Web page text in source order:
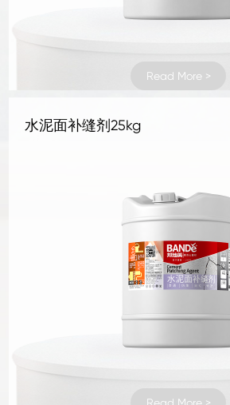
Read More >
地坪补强剂 1KG
Read More >
Read More >
地坪补强剂 4KG
Read More >
Read More >
混凝土密封固化剂1kg
Read More >
Read More >
混凝土密封固化剂4kg
Read More >
Read More >
水晶地坪液体硬化剂 1kg
Read More >
Read More >
水晶地坪液体硬化剂 4kg
Read More >
Read More >
地坪抛光液25kg
Read More >
Read More >
地坪抛光液1kg
Read More >
Read More >
地坪抛光液4kg
Read More >
Read More >
罩面剂
Read More >
Read More >
抗碱底剂25kg
Read More >
Read More >
三合一无机面涂25kg铁桶
Read More >
Read More >
石材清洗剂A型25kg
Read More >
Read More >
水性石材防护剂25kg
Read More >
Read More >
石材清洗剂B型25kg
Read More >
Read More >
水泥面补缝剂25kg
Read More >
Read More >
水泥面补孔洞剂25kg
Read More >
Read More >
地面防尘剂25kg
Read More >
Read More >
水泥面防护剂25kg
Read More >
Read More >
墙地面防潮剂25kg
Read More >
Read More >
水泥面修面剂25kg
Read More >
Read More >
水泥面修补液25kg
Read More >
Read More >
刚性防水剂25kg
Read More >
Read More >
柔性防水剂25kg
Read More >